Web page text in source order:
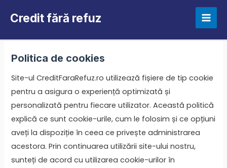
Credit fără refuz
Politica de cookies
Site-ul CreditFaraRefuz.ro utilizează fișiere de tip cookie
pentru a asigura o experiență optimizată și
personalizată pentru fiecare utilizator. Această politică
explică ce sunt cookie-urile, cum le folosim și ce opțiuni
aveți la dispoziție în ceea ce privește administrarea
acestora. Prin continuarea utilizării site-ului nostru,
sunteți de acord cu utilizarea cookie-urilor în